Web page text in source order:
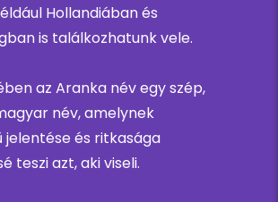
Hollandiában és
is találkozhatunk vele.
az Aranka név egy szép,
név, amelynek
és ritkasága
teszi azt, aki viseli.